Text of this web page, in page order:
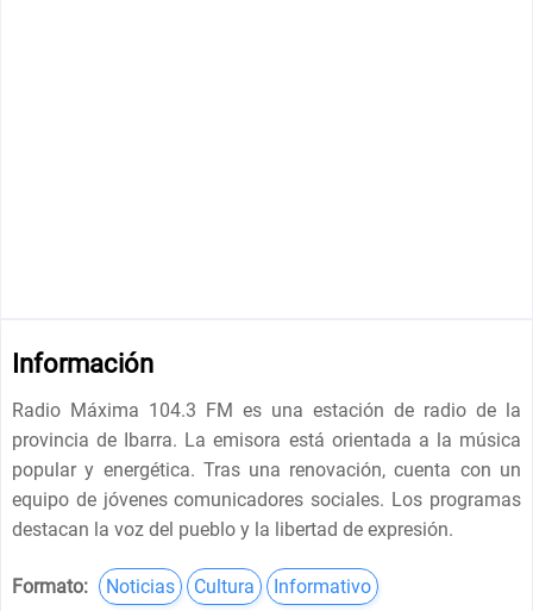
Información
Radio Máxima 104.3 FM es una estación de radio de la
provincia de Ibarra. La emisora está orientada a la música
popular y energética. Tras una renovación, cuenta con un
equipo de jóvenes comunicadores sociales. Los programas
destacan la voz del pueblo y la libertad de expresión.
Formato: Noticias Cultura Informativo